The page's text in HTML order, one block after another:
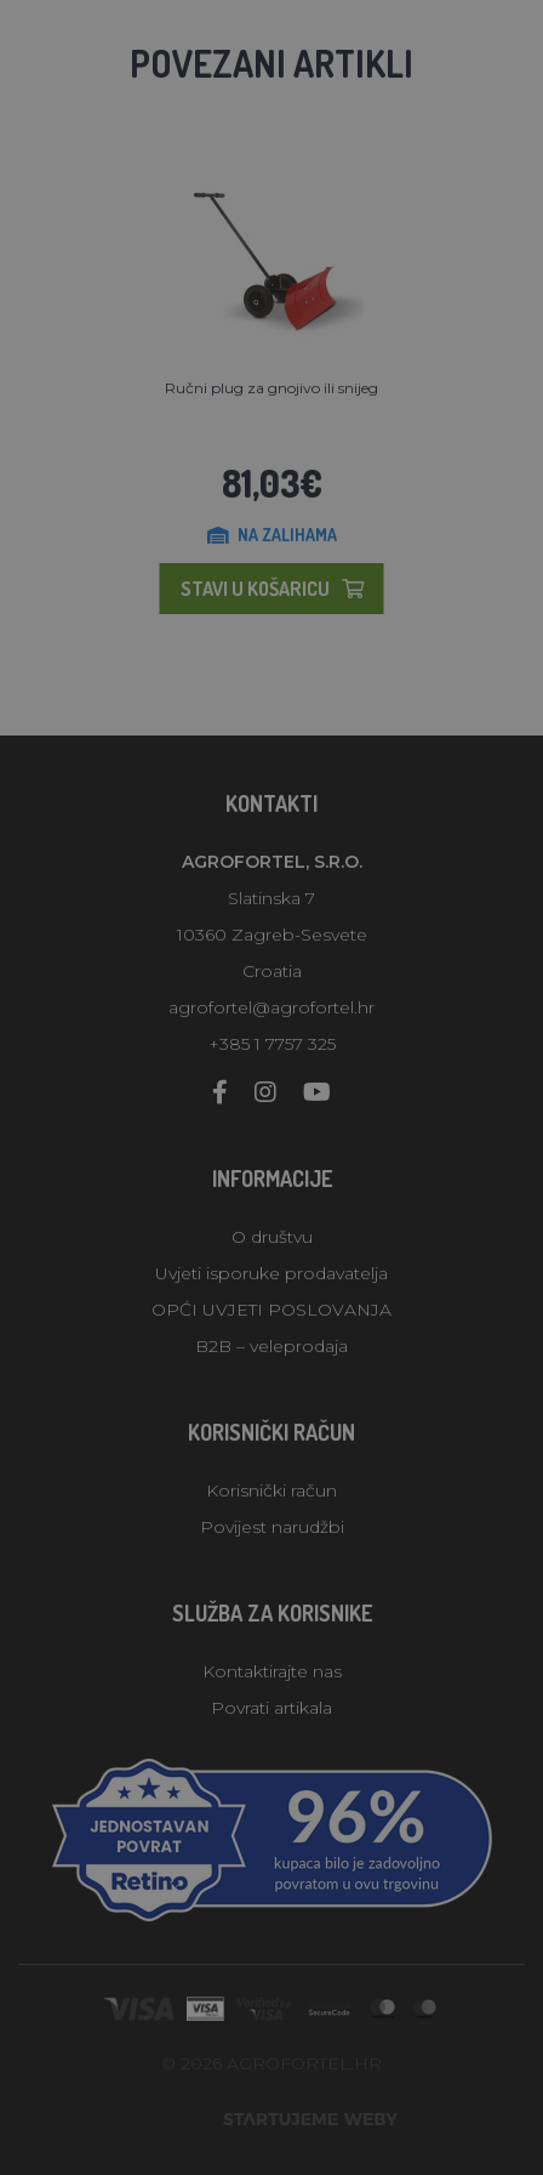
POVEZANI ARTIKLI
Ručni plug za gnojivo ili snijeg
81,03€
NA ZALIHAMA
STAVI U KOŠARICU
KONTAKTI
AGROFORTEL, S.R.O.
Slatinska 7
10360 Zagreb-Sesvete
Croatia
agrofortel@agrofortel.hr
+385 1 7757 325
INFORMACIJE
O društvu
Uvjeti isporuke prodavatelja
OPĆI UVJETI POSLOVANJA
B2B – veleprodaja
KORISNIČKI RAČUN
Korisnički račun
Povijest narudžbi
SLUŽBA ZA KORISNIKE
Kontaktirajte nas
Povrati artikala